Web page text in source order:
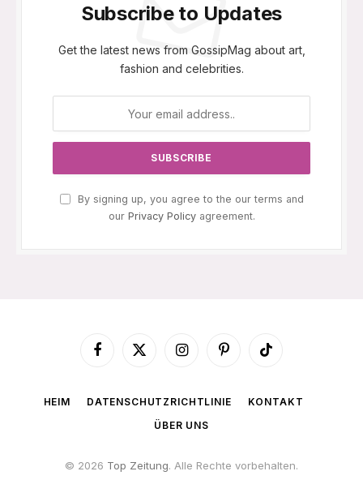
Subscribe to Updates
Get the latest news from GossipMag about art,
fashion and celebrities.
By signing up, you agree to the our terms and
our Privacy Policyagreement.
Facebook
X
InstagramPinterestTikTok
HEIM DATENSCHUTZRICHTLINIE
KONTAKT
ÜBER UNS
© 2026 Top Zeitung. Alle Rechte vorbehalten.